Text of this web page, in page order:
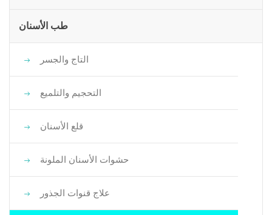
طب الأسنان
التاج والجسر
التحجيم والتلميع
قلع الأسنان
حشوات الأسنان الملونة
علاج قنوات الجذور